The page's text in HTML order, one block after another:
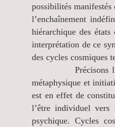
possibilités
l’enchaînement
hiérarchique des
interprétation de ce
des cycles cosmiques
Précisons
métaphysique et
est en effet de
l’être individuel vers
psychique. Cycles